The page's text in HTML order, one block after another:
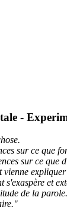
-
sur ce que
sur ce que
et
de la parole.